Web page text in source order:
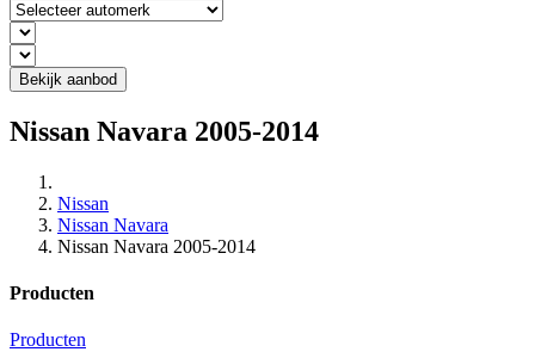
Bekijk aanbod
Nissan Navara 2005-2014
Nissan
Nissan Navara
Nissan Navara 2005-2014
Producten
Producten